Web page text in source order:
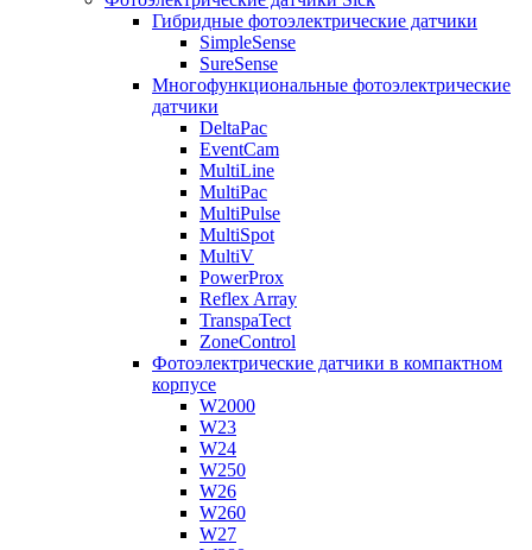
Гибридные фотоэлектрические датчики
SimpleSense
SureSense
Многофункциональные фотоэлектрические
датчики
DeltaPac
EventCam
MultiLine
MultiPac
MultiPulse
MultiSpot
MultiV
PowerProx
Reflex Array
TranspaTect
ZoneControl
Фотоэлектрические датчики в компактном
корпусе
W2000
W23
W24
W250
W26
W260
W27